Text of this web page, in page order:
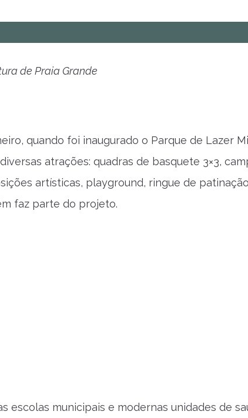
de Praia Grande
quando foi inaugurado o Parque de Lazer
atrações: quadras de basquete 3×3,
artísticas, playground, ringue de
faz parte do projeto.
escolas municipais e modernas unidades de